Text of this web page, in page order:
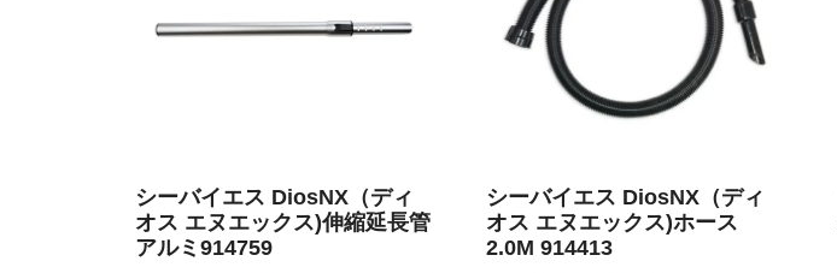
シーバイエス DiosNX（ディ
オス エヌエックス)伸縮延長管
アルミ914759
シーバイエス DiosNX（ディ
オス エヌエックス)ホース
2.0M 914413